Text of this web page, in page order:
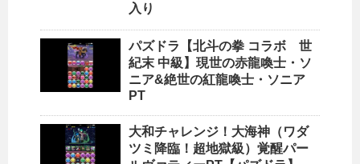
入り
パズドラ【北斗の拳 コラボ 世
紀末 中級】現世の赤龍喚士・ソ
ニア&絶世の紅龍喚士・ソニア
PT
大和チャレンジ！大海神（ワダ
ツミ降臨！超地獄級）覚醒パー